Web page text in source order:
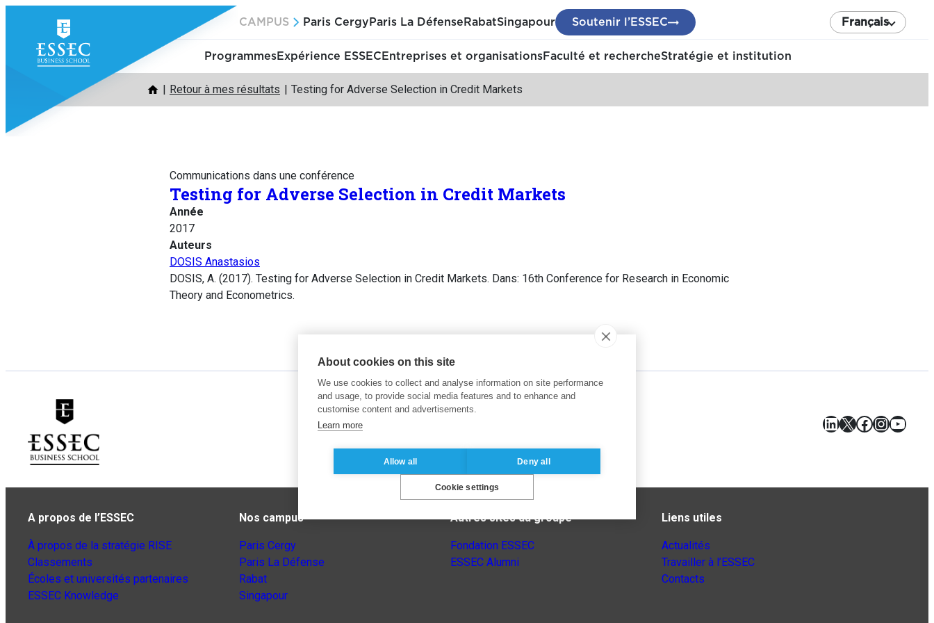
contenu
CAMPUS Paris Cergy Paris La Défense RabatSingapour Soutenir l’ESSEC Français
ProgrammesExpérience ESSEC Entreprises et organisationsFaculté et rechercheStratégie et institution
Retour à mes résultats Testing for Adverse Selection in Credit Markets
Communications dans une conférence
Testing for Adverse Selection in Credit Markets
Année
2017
Auteurs
DOSIS Anastasios
DOSIS, A. (2017). Testing for Adverse Selection in Credit Markets. Dans: 16th Conference for Research in Economic
Theory and Econometrics.
LinkedIn
X Facebook
A propos de l’ESSEC
À propos de la stratégie RISE
Classements
Écoles et universités partenaires
ESSEC Knowledge
Nos campus
Paris Cergy
Paris La Défense
Rabat
Singapour
Autres sites du groupe
Fondation ESSEC
ESSEC Alumni
Liens utiles
Actualités
Travailler à l’ESSEC
Contacts
About cookies on this site
We use cookies to collect and analyse information on site performance
and usage, to provide social media features and to enhance and
customise content and advertisements.
Learn more
Allow all Deny all
Cookie settings